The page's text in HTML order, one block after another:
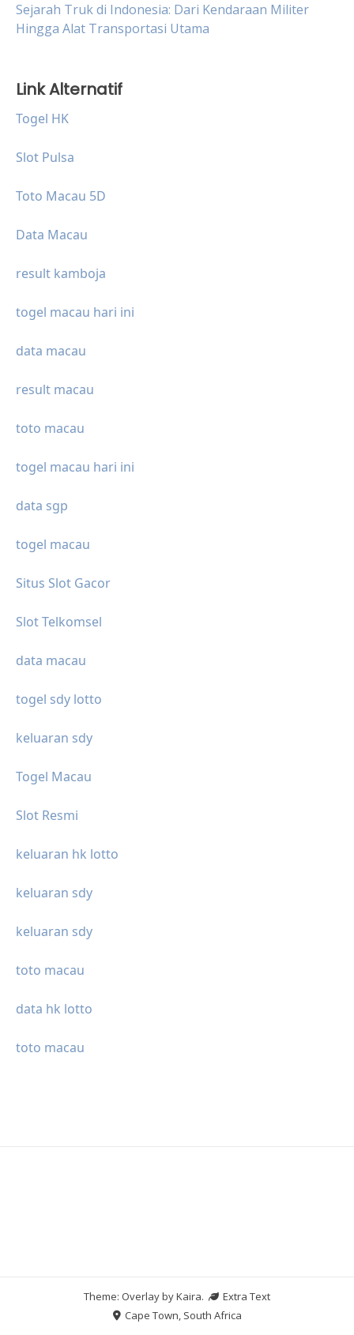
Sejarah Truk di Indonesia: Dari Kendaraan Militer
Hingga Alat Transportasi Utama
Link Alternatif
Togel HK
Slot Pulsa
Toto Macau 5D
Data Macau
result kamboja
togel macau hari ini
data macau
result macau
toto macau
togel macau hari ini
data sgp
togel macau
Situs Slot Gacor
Slot Telkomsel
data macau
togel sdy lotto
keluaran sdy
Togel Macau
Slot Resmi
keluaran hk lotto
keluaran sdy
keluaran sdy
toto macau
data hk lotto
toto macau
Theme: Overlay byKaira.
Extra Text
Cape Town, South Africa